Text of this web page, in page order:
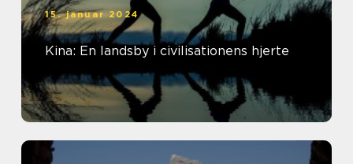
15. januar 2024
Kina: En landsby i civilisationens hjerte